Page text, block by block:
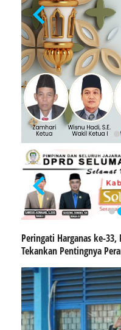
Peringati Harganas ke-
Tekankan Pentingnya